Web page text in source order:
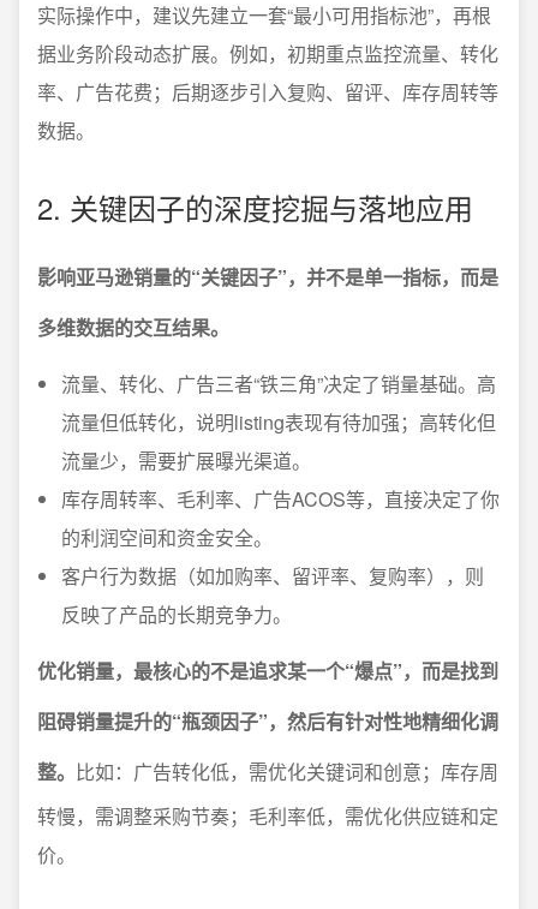
实际操作中，建议先建立一套“最小可用指标池”，再根
据业务阶段动态扩展。例如，初期重点监控流量、转化
率、广告花费；后期逐步引入复购、留评、库存周转等
数据。
2. 关键因子的深度挖掘与落地应用
影响亚马逊销量的“关键因子”，并不是单一指标，而是
多维数据的交互结果。
流量、转化、广告三者“铁三角”决定了销量基础。高
流量但低转化，说明listing表现有待加强；高转化但
流量少，需要扩展曝光渠道。
库存周转率、毛利率、广告ACOS等，直接决定了你
的利润空间和资金安全。
客户行为数据（如加购率、留评率、复购率），则
反映了产品的长期竞争力。
优化销量，最核心的不是追求某一个“爆点”，而是找到
阻碍销量提升的“瓶颈因子”，然后有针对性地精细化调
整。 比如：广告转化低，需优化关键词和创意；库存周
转慢，需调整采购节奏；毛利率低，需优化供应链和定
价。